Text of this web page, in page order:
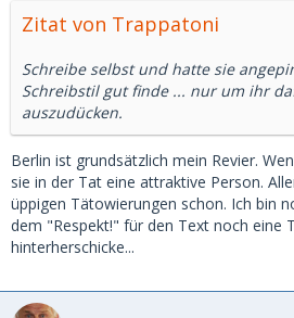
Zitat von Trappatoni
Schreibe selbst und hatte sie
Schreibstil gut finde ... nur um ihr
auszudücken.
Berlin ist grundsätzlich mein Revier.
sie in der Tat eine attraktive Person.
üppigen Tätowierungen schon. Ich bin
dem "Respekt!" für den Text noch eine
hinterherschicke...